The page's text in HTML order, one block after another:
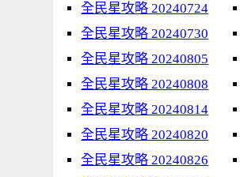
全民星攻略 20240724
全民星攻略 20240730
全民星攻略 20240805
全民星攻略 20240808
全民星攻略 20240814
全民星攻略 20240820
全民星攻略 20240826